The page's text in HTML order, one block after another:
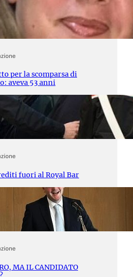
per la scomparsa di
aveva 53 anni
fuori al Royal Bar
MA IL CANDIDATO